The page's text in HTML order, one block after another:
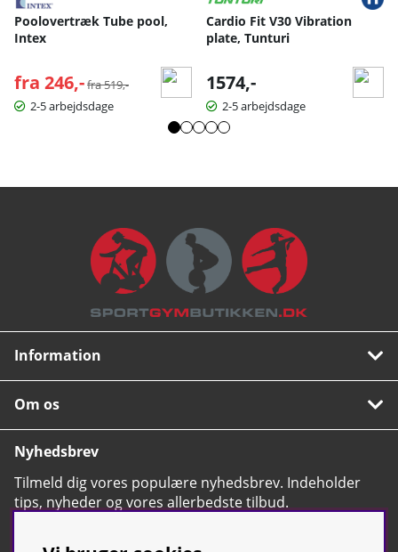
Poolovertræk Tube pool,
Intex
fra 246,- Normalpris:
fra 519,-
2-5 arbejdsdage
Cardio Fit V30 Vibration
plate, Tunturi
1574,-
2-5 arbejdsdage
Information
Om os
Nyhedsbrev
Tilmeld dig vores populære nyhedsbrev. Indeholder
tips, nyheder og vores allerbedste tilbud.